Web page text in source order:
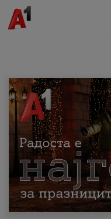
МК EN SQ
Приватни
Поддршка